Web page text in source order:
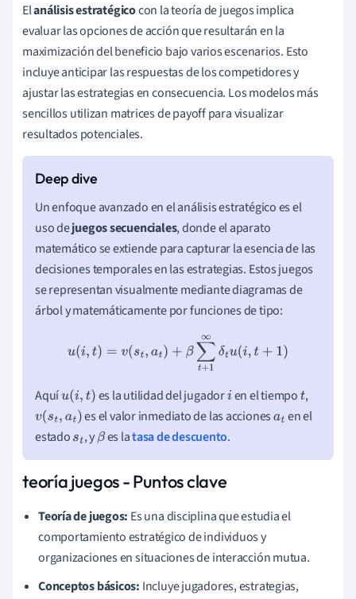
Elanálisis estratégicocon la teoría de juegos implica
evaluar las opciones de acción que resultarán en la
maximización del beneficio bajo varios escenarios. Esto
incluye anticipar las respuestas de los competidores y
ajustar las estrategias en consecuencia. Los modelos más
sencillos utilizan matrices de payoff para visualizar
resultados potenciales.
Un enfoque avanzado en el análisis estratégico es el
uso dejuegos secuenciales, donde el aparato
matemático se extiende para capturar la esencia de las
decisiones temporales en las estrategias. Estos juegos
se representan visualmente mediante diagramas de
árbol y matemáticamente por funciones de tipo:
u
)=v (s a )+ β∑ +1∞δ u (i,t+1 )
Aquíu(i,t) es la utilidad del jugadorien el tiempot,
v(st,at) es el valor inmediato de las accionesat en el
estadost, yβes latasa de descuento.
teoría juegos - Puntos clave
Teoría de juegos: Es una disciplina que estudia el
comportamiento estratégico de individuos y
organizaciones en situaciones de interacción mutua.
Conceptos básicos: Incluye jugadores, estrategias,